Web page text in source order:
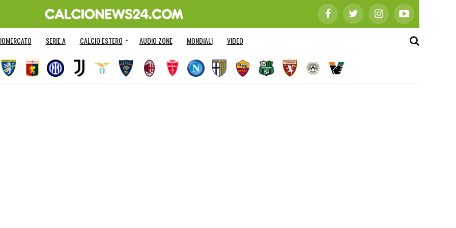
SERIE A CALCIO ESTERO AUDIO ZONE MONDIALI VIDEO